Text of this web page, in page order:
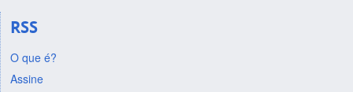
RSS
O que é?
Assine